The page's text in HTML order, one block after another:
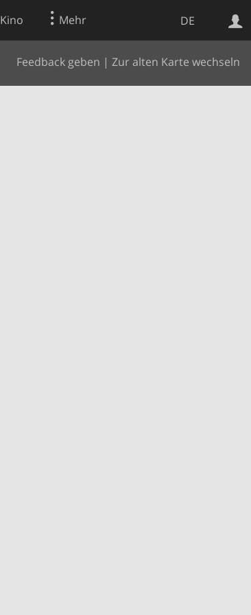
DE
Kino Mehr
Feedback geben | Zur alten Karte wechseln
Websuche